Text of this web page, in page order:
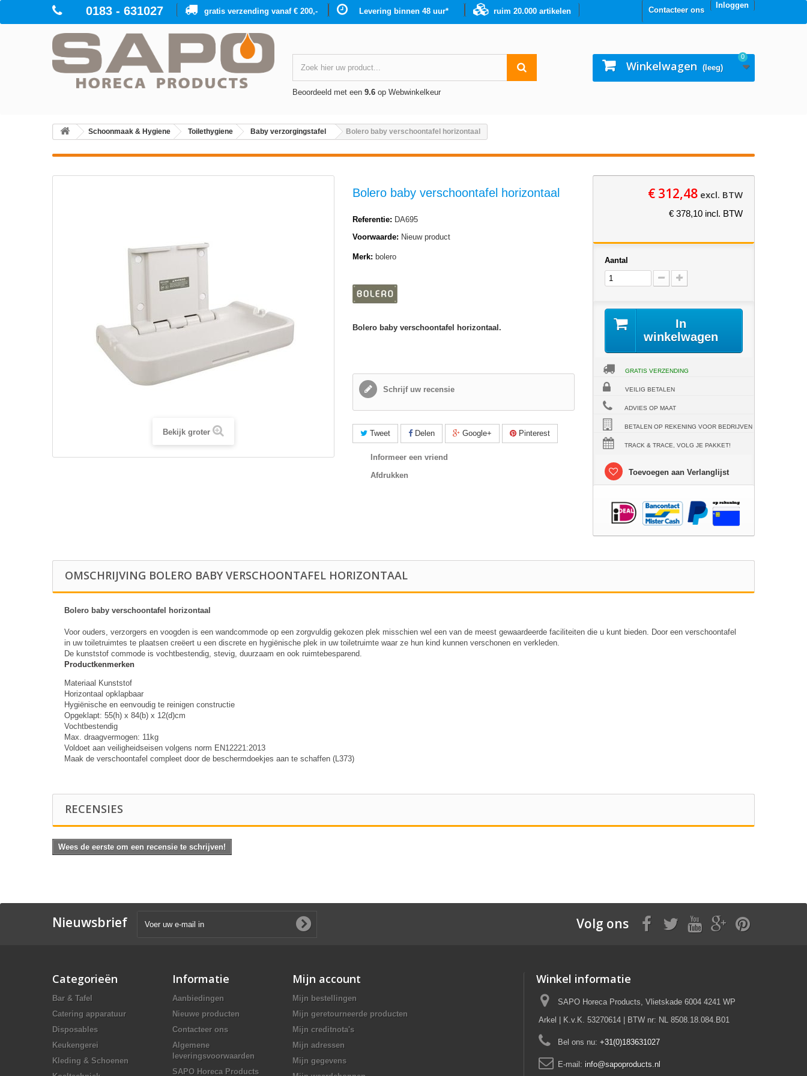
Inloggen
Contacteer ons
0183 - 631027 ruim 20.000 artikelen
Levering binnen 48 uur*
gratis verzending vanaf € 200,-
Beoordeeld met een 9.6op Webwinkelkeur
Winkelwagen (leeg)
0
Schoonmaak & Hygiene Toilethygiene Baby verzorgingstafel Bolero baby verschoontafel horizontaal
Bekijk groter
Bolero baby verschoontafel horizontaal
Referentie: DA695
Voorwaarde: Nieuw product
Merk: bolero
Bolero baby verschoontafel horizontaal.
Schrijf uw recensie
Tweet Delen Google+ Pinterest
Informeer een vriend
Afdrukken
€ 312,48excl. BTW
€ 378,10 incl. BTW
Aantal
In
winkelwagen
GRATIS VERZENDING
VEILIG BETALEN
ADVIES OP MAAT
BETALEN OP REKENING VOOR BEDRIJVEN
TRACK & TRACE, VOLG JE PAKKET!
Toevoegen aan Verlanglijst
OMSCHRIJVING BOLERO BABY VERSCHOONTAFEL HORIZONTAAL
Bolero baby verschoontafel horizontaal
Voor ouders, verzorgers en voogden is een wandcommode op een zorgvuldig gekozen plek misschien wel een van de meest gewaardeerde faciliteiten die u kunt bieden. Door een verschoontafel
in uw toiletruimtes te plaatsen creëert u een discrete en hygiënische plek in uw toiletruimte waar ze hun kind kunnen verschonen en verkleden.
De kunststof commode is vochtbestendig, stevig, duurzaam en ook ruimtebesparend.
Productkenmerken
Materiaal Kunststof
Horizontaal opklapbaar
Hygiënische en eenvoudig te reinigen constructie
Opgeklapt: 55(h) x 84(b) x 12(d)cm
Vochtbestendig
Max. draagvermogen: 11kg
Voldoet aan veiligheidseisen volgens norm EN12221:2013
Maak de verschoontafel compleet door de beschermdoekjes aan te schaffen (L373)
RECENSIES
Wees de eerste om een recensie te schrijven!
Nieuwsbrief Volg ons
Categorieën
Bar & Tafel
Catering apparatuur
Disposables
Keukengerei
Kleding & Schoenen
Informatie
Aanbiedingen
Nieuwe producten
Contacteer ons
Algemene
leveringsvoorwaarden
SAPO Horeca Products
Mijn account
Mijn bestellingen
Mijn geretourneerde producten
Mijn creditnota's
Mijn adressen
Mijn gegevens
Winkel informatie
SAPO Horeca Products, Vlietskade 6004 4241 WP
Arkel | K.v.K. 53270614 | BTW nr: NL 8508.18.084.B01
Bel ons nu: +31(0)183631027
E-mail: info@sapoproducts.nl